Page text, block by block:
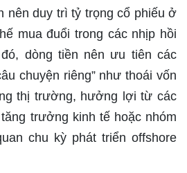
nên duy trì tỷ trọng cổ phiếu ở
mua đuổi trong các nhịp hồi
dòng tiền nên ưu tiên các
chuyện riêng” như thoái vốn
thị trường, hưởng lợi từ các
trưởng kinh tế hoặc nhóm
chu kỳ phát triển offshore